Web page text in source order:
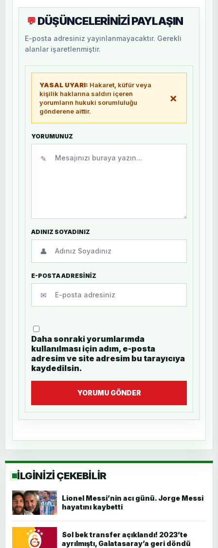
💬 DÜŞÜNCELERİNİZİ PAYLAŞIN
E-posta adresiniz yayınlanmayacaktır. Gerekli
alanlar işaretlenmiştir.
YASAL UYARI: Hakaret, küfür veya
kişilik haklarına saldırı içeren
yorumların hukuki sorumluluğu
gönderene aittir.
×
YORUMUNUZ
✎
ADINIZ SOYADINIZ
👤
E-POSTA ADRESİNİZ
✉
Daha sonraki yorumlarımda
kullanılması için adım, e-posta
adresim ve site adresim bu tarayıcıya
kaydedilsin.
YORUMU GÖNDER
İLGİNİZİ ÇEKEBİLİR
Lionel Messi’nin acı günü. Jorge Messi
hayatını kaybetti
Sol bek transfer açıklandı! 2023’te
ayrılmıştı, Galatasaray’a geri döndü